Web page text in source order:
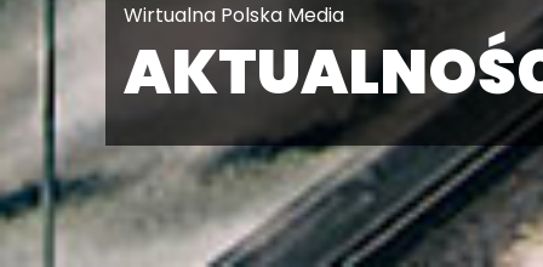
Wirtualna Polska Media